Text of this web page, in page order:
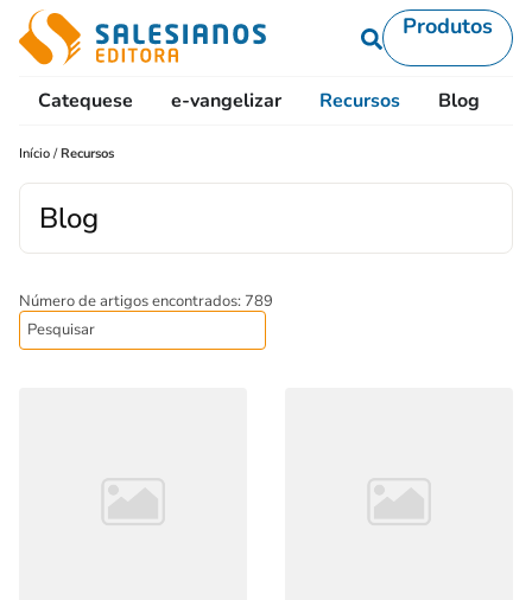
Produtos
Catequese e-vangelizar Recursos Blog
Início /Recursos
Blog
Número de artigos encontrados: 789